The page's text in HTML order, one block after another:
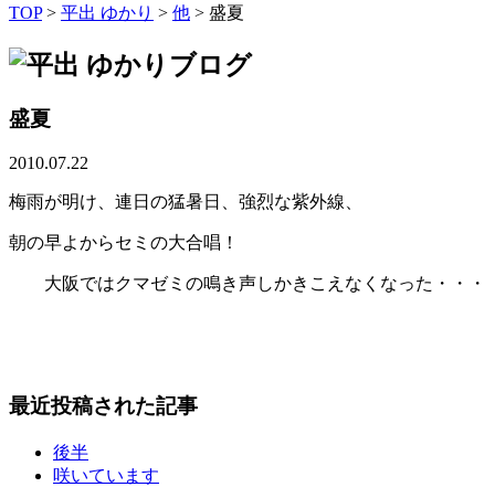
TOP> 平出 ゆかり > 他 > 盛夏
盛夏
2010.07.22
梅雨が明け、連日の猛暑日、強烈な紫外線、
朝の早よからセミの大合唱！
大阪ではクマゼミの鳴き声しかきこえなくなった・・・
最近投稿された記事
後半
咲いています